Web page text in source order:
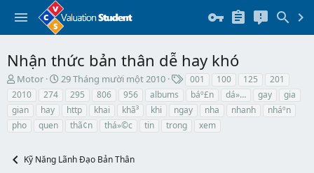
Nhận thức bản thân dễ hay khó
T
h
r
e
a
s
t
Motor
N
t
đ
29 Tháng mười một 2010 001 100 125
201
2010
274 295 806 956 albums báº£n dá»… gay
gia
gian
hay http khai khã³ khi ngay nha nhanh
nháº­n
pho
quen thã¢n thá»©c tin trong xem
Kỹ Năng Lãnh Đạo Bản Thân